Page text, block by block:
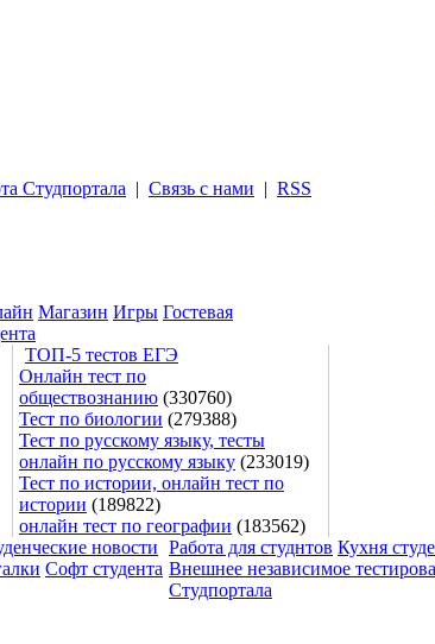
Студпортала | Связь с нами | RSS
Магазин Игры Гостевая
ТОП-5 тестов ЕГЭ
Онлайн тест по
обществознанию (330760)
Тест по биологии (279388)
Тест по русскому языку, тесты
онлайн по русскому языку (233019)
Тест по истории, онлайн тест по
истории (189822)
онлайн тест по географии (183562)
новости
Софт студента
Работа для студнтов Кухня
Внешнее независимое
Студпортала